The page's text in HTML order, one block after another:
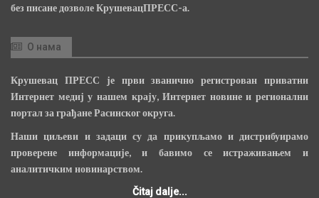
без писане дозволе КрушевацПРЕСС-а.
О нама
Крушевац ПРЕСС је први званично регистрован приватни
Интернет медиј у нашем крају, Интернет новине и регионални
портал за грађане Расинског округа.
Наши циљеви и задаци су да прикупљамо и дистрибуирамо
проверене информације, и бавимо се истраживањем и
аналитичким новинарством.
Čitaj dalje...